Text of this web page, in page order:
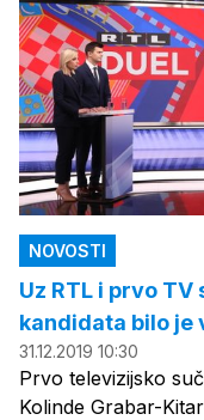
NOVOSTI
Uz RTL i prvo
kandidata bilo je
31.12.2019 10:30
Prvo televizijsko
Kolinde Grabar-